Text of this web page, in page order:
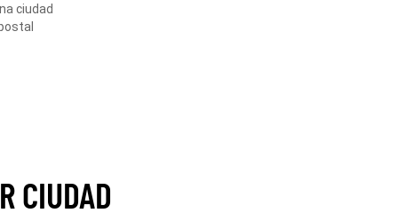
ciudad
CIUDAD